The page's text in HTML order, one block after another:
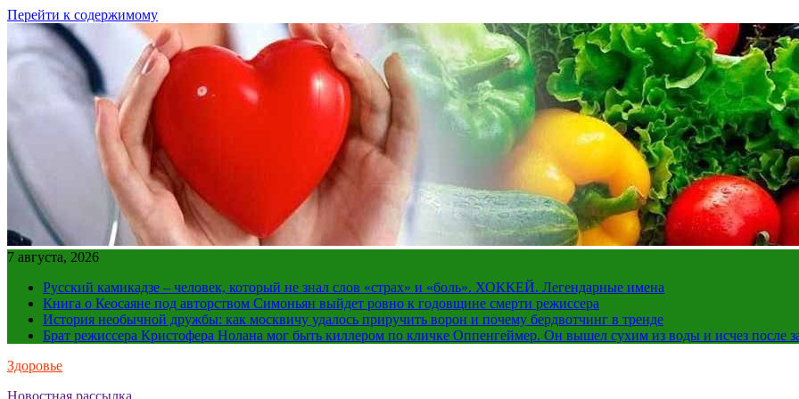
Перейти к содержимому
7 августа, 2026
Русский камикадзе – человек, который не знал слов «страх» и «боль». ХОККЕЙ. Легендарные имена
Книга о Кеосаяне под авторством Симоньян выйдет ровно к годовщине смерти режиссера
История необычной дружбы: как москвичу удалось приручить ворон и почему бердвотчинг в тренде
Брат режиссера Кристофера Нолана мог быть киллером по кличке Оппенгеймер. Он вышел сухим из воды и исчез после
Здоровье
Новостная рассылка